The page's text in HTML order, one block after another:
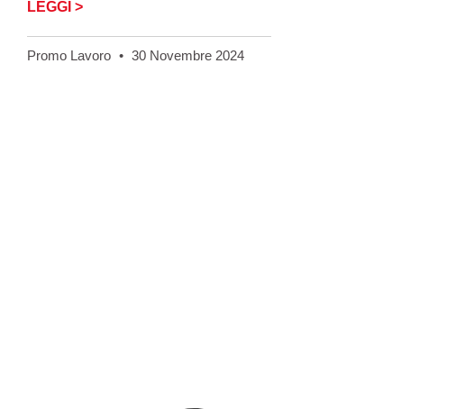
LEGGI >
Promo Lavoro 30 Novembre 2024